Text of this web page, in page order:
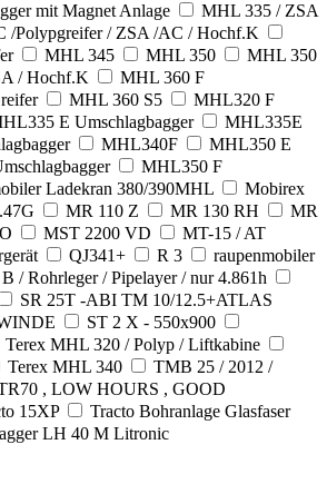
mit Magnet Anlage
MHL 335 / ZSA
/Polypgreifer / ZSA /AC / Hochf.K
MHL 345 MHL 350
MHL 350
/ Hochf.K
MHL 360 F
MHL 360 S5
MHL320 F
E Umschlagbagger
MHL335E
MHL340F
MHL350 E
MHL350 F
Ladekran 380/390MHL
Mobirex
MR 110 Z MR 130 RH
MR
MST 2200 VD
MT-15 / AT
QJ341+ R 3
raupenmobiler
/ Rohrleger / Pipelayer / nur 4.861h
SR 25T -ABI TM 10/12.5+ATLAS
ST 2 X - 550x900
Terex MHL 320 / Polyp / Liftkabine
Terex MHL 340
TMB 25 / 2012 /
, LOW HOURS , GOOD
15XP
Tracto Bohranlage Glasfaser
LH 40 M Litronic